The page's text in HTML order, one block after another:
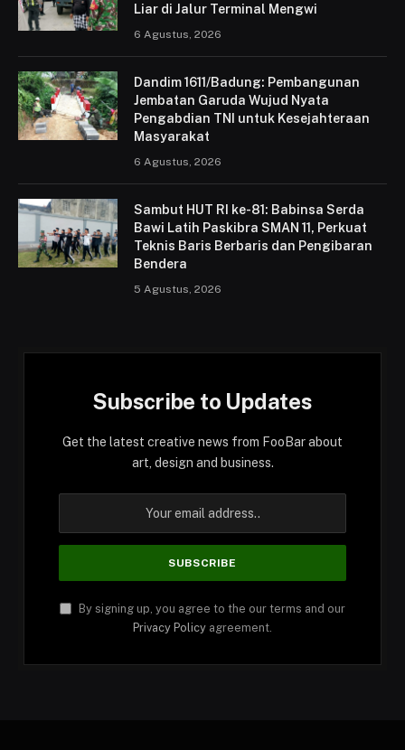
Liar di Jalur Terminal Mengwi
6 Agustus, 2026
Dandim 1611/Badung: Pembangunan
Jembatan Garuda Wujud Nyata
Pengabdian TNI untuk Kesejahteraan
Masyarakat
6 Agustus, 2026
Sambut HUT RI ke-81: Babinsa Serda
Bawi Latih Paskibra SMAN 11, Perkuat
Teknis Baris Berbaris dan Pengibaran
Bendera
5 Agustus, 2026
Subscribe to Updates
Get the latest creative news from FooBar about
art, design and business.
By signing up, you agree to the our terms and our
Privacy Policy agreement.